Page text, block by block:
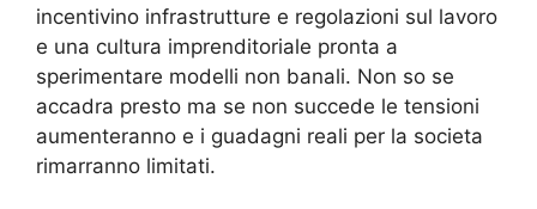
incentivino infrastrutture e regolazioni sul lavoro
e una cultura imprenditoriale pronta a
sperimentare modelli non banali. Non so se
accadra presto ma se non succede le tensioni
aumenteranno e i guadagni reali per la societa
rimarranno limitati.